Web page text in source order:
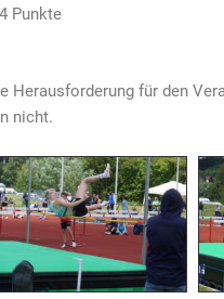
Punkte
für den
nicht.